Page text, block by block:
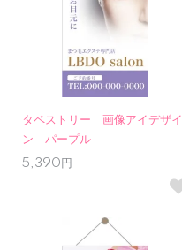
タペストリー 画像アイデザイ
ン パープル
5,390円